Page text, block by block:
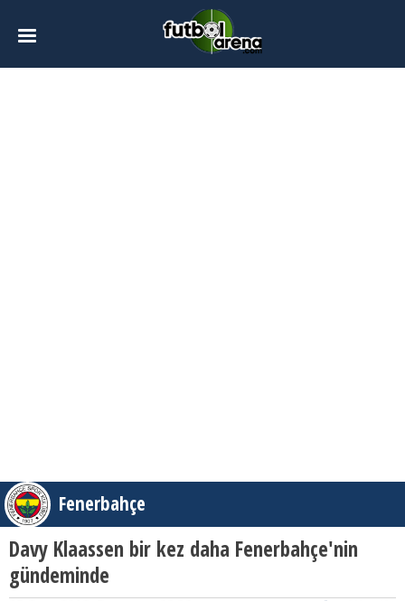
Fenerbahçe
Davy Klaassen bir kez daha Fenerbahçe'nin
gündeminde